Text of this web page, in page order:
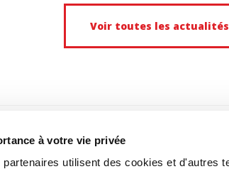
à votre vie privée
utilisent des cookies et d'autres
Voir toutes les actualités